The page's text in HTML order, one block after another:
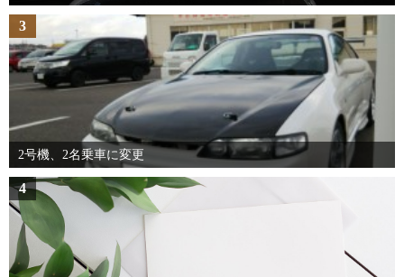
3
2号機、2名乗車に変更
4